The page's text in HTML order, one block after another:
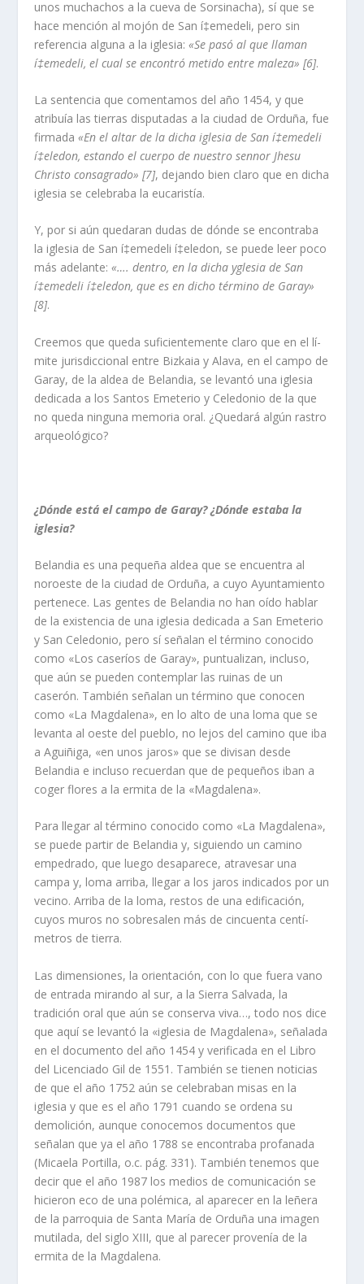
unos muchachos a la cueva de Sorsinacha), sí­ que se
hace mención al mojón de San í‡emedeli, pero sin
referencia alguna a la iglesia:«Se pasó al que llaman
í‡emedeli, el cual se encontró metido entre maleza» [6].
La sentencia que comentamos del año 1454, y que
atribuí­a las tierras disputadas a la ciudad de Orduña, fue
firmada«En el altar de la dicha iglesia de San í‡emedeli
í‡eledon, estando el cuerpo de nuestro sennor Jhesu
Christo consagrado» [7], dejando bien claro que en dicha
iglesia se celebraba la eucaristí­a.
Y, por si aún quedaran dudas de dónde se encontraba
la iglesia de San í‡emedeli í‡eledon, se puede leer poco
más adelante:«…. dentro, en la dicha yglesia de San
í‡emedeli í‡eledon, que es en dicho término de Garay»
[8].
Creemos que queda suficientemente claro que en el lí­
mite jurisdiccional entre Bizkaia y Alava, en el campo de
Garay, de la aldea de Belandia, se levantó una iglesia
dedicada a los Santos Emeterio y Celedonio de la que
no queda ninguna memoria oral. ¿Quedará algún rastro
arqueológico?
¿Dónde está el campo de Garay? ¿Dónde estaba la
iglesia?
Belandia es una pequeña aldea que se encuentra al
noroeste de la ciudad de Orduña, a cuyo Ayuntamiento
pertenece. Las gentes de Belandia no han oí­do hablar
de la existencia de una iglesia dedicada a San Emeterio
y San Celedonio, pero sí­ señalan el término conocido
como «Los caserí­os de Garay», puntualizan, incluso,
que aún se pueden contemplar las ruinas de un
caserón. También señalan un término que conocen
como «La Magdalena», en lo alto de una loma que se
levanta al oeste del pueblo, no lejos del camino que iba
a Aguiñiga, «en unos jaros» que se divisan desde
Belandia e incluso recuerdan que de pequeños iban a
coger flores a la ermita de la «Magdalena».
Para llegar al término conocido como «La Magdalena»,
se puede partir de Belandia y, siguiendo un camino
empedrado, que luego desaparece, atravesar una
campa y, loma arriba, llegar a los jaros indicados por un
vecino. Arriba de la loma, restos de una edificación,
cuyos muros no sobresalen más de cincuenta centí­
metros de tierra.
Las dimensiones, la orientación, con lo que fuera vano
de entrada mirando al sur, a la Sierra Salvada, la
tradición oral que aún se conserva viva…, todo nos dice
que aquí­ se levantó la «iglesia de Magdalena», señalada
en el documento del año 1454 y verificada en el Libro
del Licenciado Gil de 1551. También se tienen noticias
de que el año 1752 aún se celebraban misas en la
iglesia y que es el año 1791 cuando se ordena su
demolición, aunque conocemos documentos que
señalan que ya el año 1788 se encontraba profanada
(Micaela Portilla, o.c. pág. 331). También tenemos que
decir que el año 1987 los medios de comunicación se
hicieron eco de una polémica, al aparecer en la leñera
de la parroquia de Santa Marí­a de Orduña una imagen
mutilada, del siglo XIII, que al parecer provení­a de la
ermita de la Magdalena.